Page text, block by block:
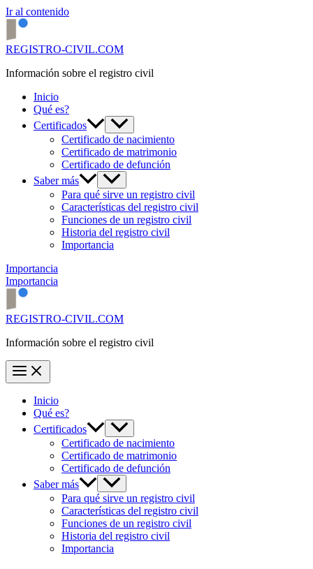
Ir al contenido
REGISTRO-CIVIL.COM
Información sobre el registro civil
Inicio
Qué es?
Certificados
Certificado de nacimiento
Certificado de matrimonio
Certificado de defunción
Saber más
Para qué sirve un registro civil
Características del registro civil
Funciones de un registro civil
Historia del registro civil
Importancia
Importancia
Importancia
REGISTRO-CIVIL.COM
Información sobre el registro civil
Inicio
Qué es?
Certificados
Certificado de nacimiento
Certificado de matrimonio
Certificado de defunción
Saber más
Para qué sirve un registro civil
Características del registro civil
Funciones de un registro civil
Historia del registro civil
Importancia